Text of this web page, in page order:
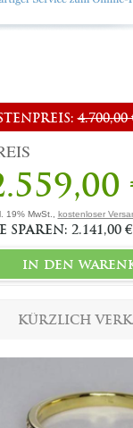
4.700,00
19% MwSt., kostenloser
SPAREN: 2.141,00 €
in den
KÜRZLICH